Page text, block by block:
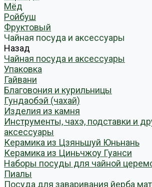
Мёд
Ройбуш
Фруктовый
Чайная посуда и аксессуары
Назад
Чайная посуда и аксессуары
Упаковка
Гайвани
Благовония и курильницы
Гундаобэй (чахай)
Изделия из камня
Инструменты, чахэ, подставки и
аксессуары
Керамика из Цзяньшуй Юньнань
Керамика из Циньчжоу Гуанси
Наборы посуды для чайной
Пиалы
Посуда для заваривания йерба